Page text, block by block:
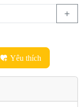
Yêu thích